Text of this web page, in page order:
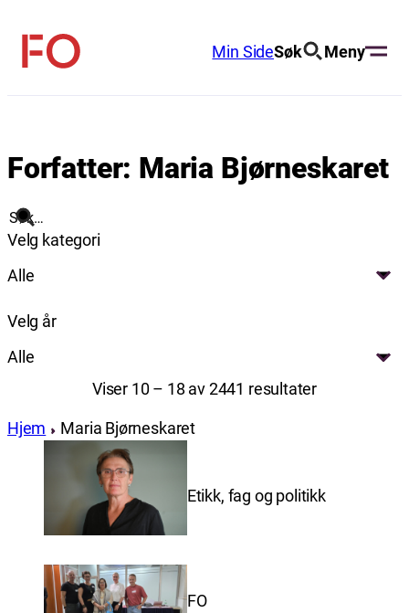
innhold
FO
Min SideSøk Meny
Forfatter: Maria Bjørneskaret
Søk
Velg kategori
Alle
Velg år
Alle
Viser 10 – 18 av 2441 resultater
Hjem Maria Bjørneskaret
Etikk, fag og politikk
FO